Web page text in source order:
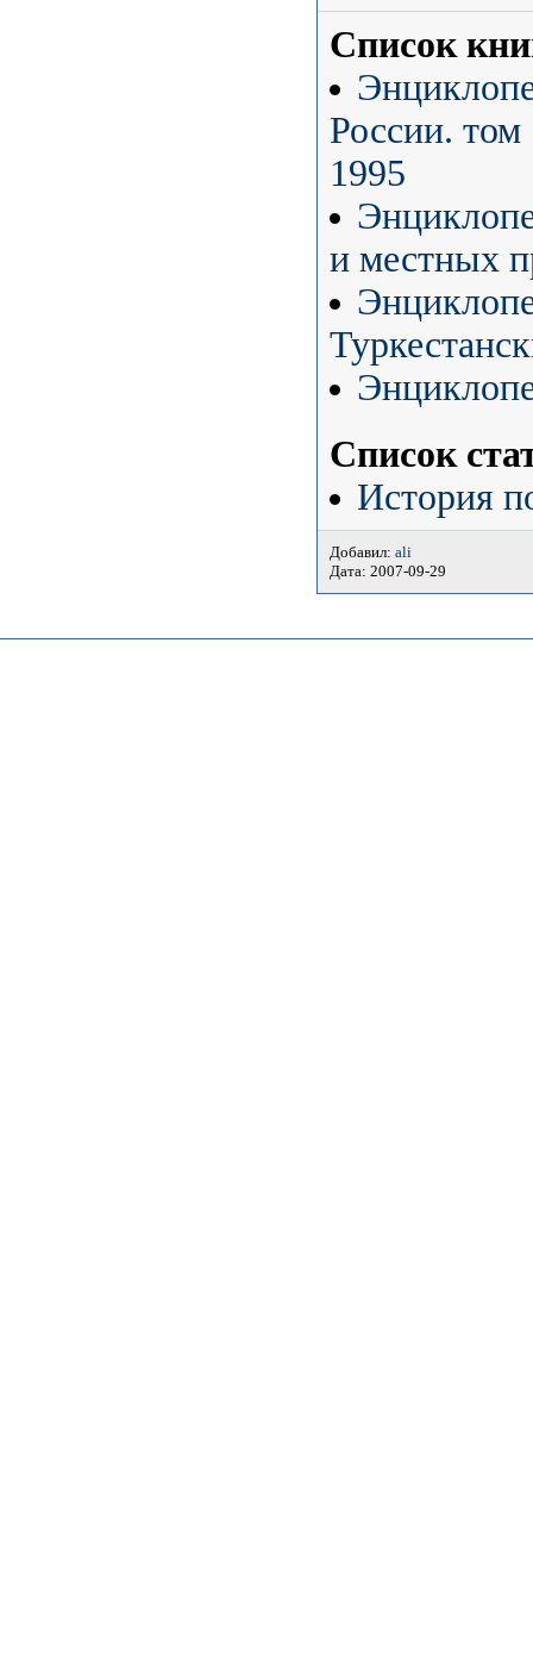
Список
России.
1995
и местных
Список
История
Добавил: ali
Дата: 2007-09-29